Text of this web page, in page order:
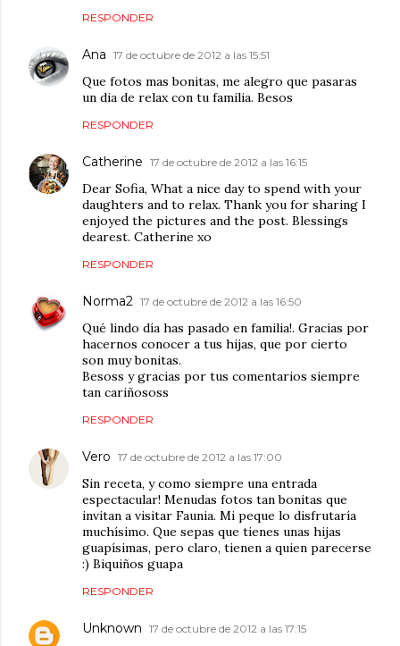
RESPONDER
Ana 17 de octubre de 2012 a las 15:51
Que fotos mas bonitas, me alegro que pasaras
un dia de relax con tu familia. Besos
RESPONDER
Catherine 17 de octubre de 2012 a las 16:15
Dear Sofia, What a nice day to spend with your
daughters and to relax. Thank you for sharing I
enjoyed the pictures and the post. Blessings
dearest. Catherine xo
RESPONDER
Norma2 17 de octubre de 2012 a las 16:50
Qué lindo día has pasado en familia!. Gracias por
hacernos conocer a tus hijas, que por cierto
son muy bonitas.
Besoss y gracias por tus comentarios siempre
tan cariñososs
RESPONDER
Vero 17 de octubre de 2012 a las 17:00
Sin receta, y como siempre una entrada
espectacular! Menudas fotos tan bonitas que
invitan a visitar Faunia. Mi peque lo disfrutaría
muchísimo. Que sepas que tienes unas hijas
guapísimas, pero claro, tienen a quien parecerse
:) Biquiños guapa
RESPONDER
Unknown 17 de octubre de 2012 a las 17:15